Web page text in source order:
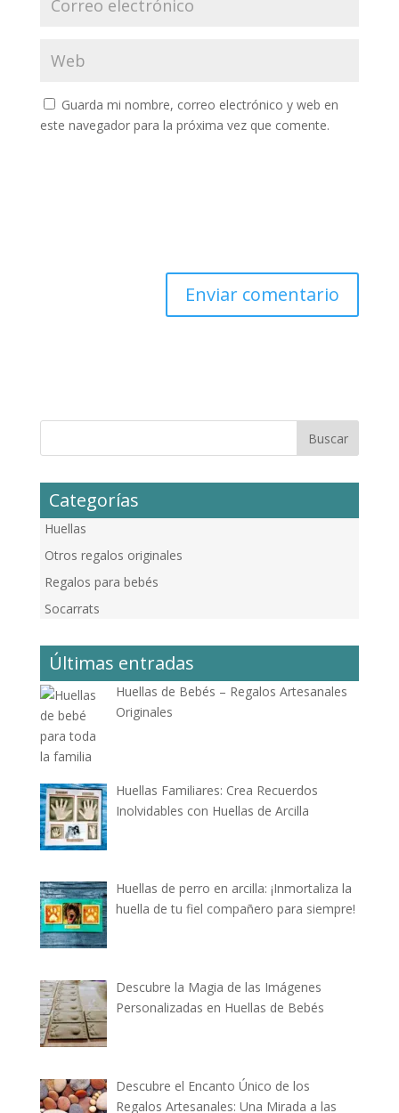
Guarda mi nombre, correo electrónico y web en
este navegador para la próxima vez que comente.
Categorías
Huellas
Otros regalos originales
Regalos para bebés
Socarrats
Últimas entradas
Huellas de Bebés – Regalos Artesanales
Originales
Huellas Familiares: Crea Recuerdos
Inolvidables con Huellas de Arcilla
Huellas de perro en arcilla: ¡Inmortaliza la
huella de tu fiel compañero para siempre!
Descubre la Magia de las Imágenes
Personalizadas en Huellas de Bebés
Descubre el Encanto Único de los
Regalos Artesanales: Una Mirada a las